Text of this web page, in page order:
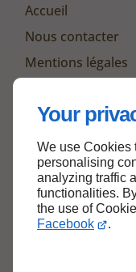
Your
We use Cookies
personalising
analyzing traffic
functionalities.
the use of
Facebook
.
Accueil
Nous contacter
Mentions légales